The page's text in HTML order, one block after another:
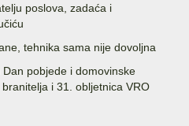
poslova, zadaća i
tehnika sama nije dovoljna
pobjede i domovinske
i 31. obljetnica VRO